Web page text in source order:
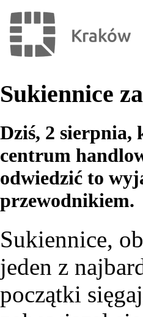
Sukiennice
Dziś, 2 sierpnia,
centrum
odwiedzić to
przewodnikiem.
Sukiennice,
jeden z
początki